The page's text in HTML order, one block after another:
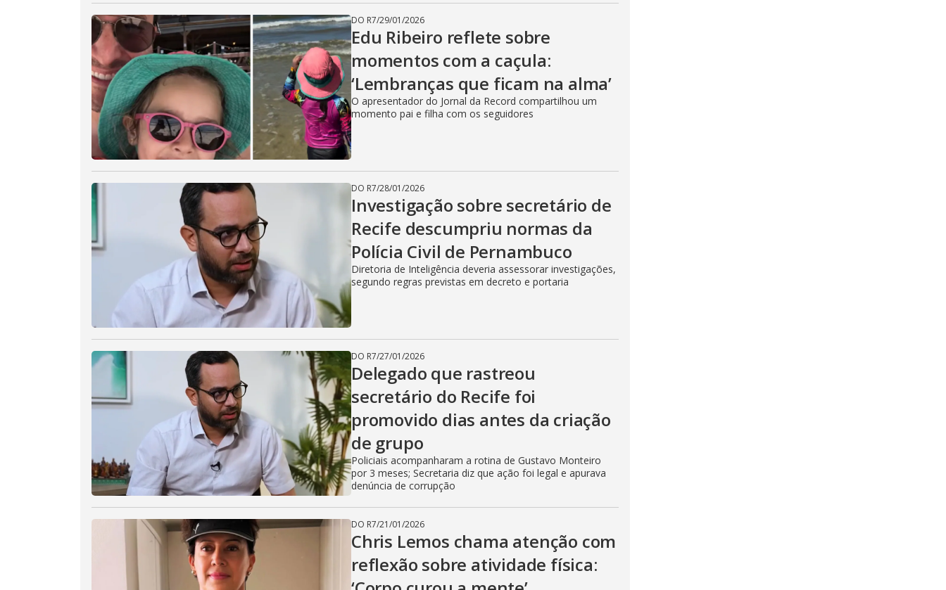
DO R7/29/01/2026
Edu Ribeiro reflete sobre
momentos com a caçula:
‘Lembranças que ficam na alma’
O apresentador do Jornal da Record compartilhou um
momento pai e filha com os seguidores
DO R7/28/01/2026
Investigação sobre secretário de
Recife descumpriu normas da
Polícia Civil de Pernambuco
Diretoria de Inteligência deveria assessorar investigações,
segundo regras previstas em decreto e portaria
DO R7/27/01/2026
Delegado que rastreou
secretário do Recife foi
promovido dias antes da criação
de grupo
Policiais acompanharam a rotina de Gustavo Monteiro
por 3 meses; Secretaria diz que ação foi legal e apurava
denúncia de corrupção
DO R7/21/01/2026
Chris Lemos chama atenção com
reflexão sobre atividade física: